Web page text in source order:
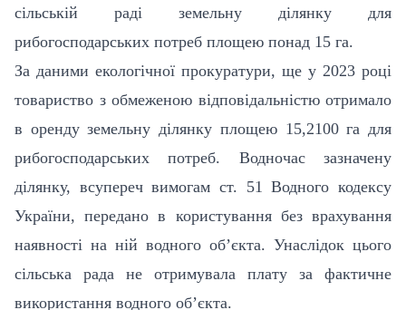
сільській раді земельну ділянку для
рибогосподарських потреб площею понад 15 га.
За даними екологічної прокуратури, ще у 2023 році
товариство з обмеженою відповідальністю отримало
в оренду земельну ділянку площею 15,2100 га для
рибогосподарських потреб. Водночас зазначену
ділянку, всупереч вимогам ст. 51 Водного кодексу
України, передано в користування без врахування
наявності на ній водного об’єкта. Унаслідок цього
сільська рада не отримувала плату за фактичне
використання водного об’єкта.